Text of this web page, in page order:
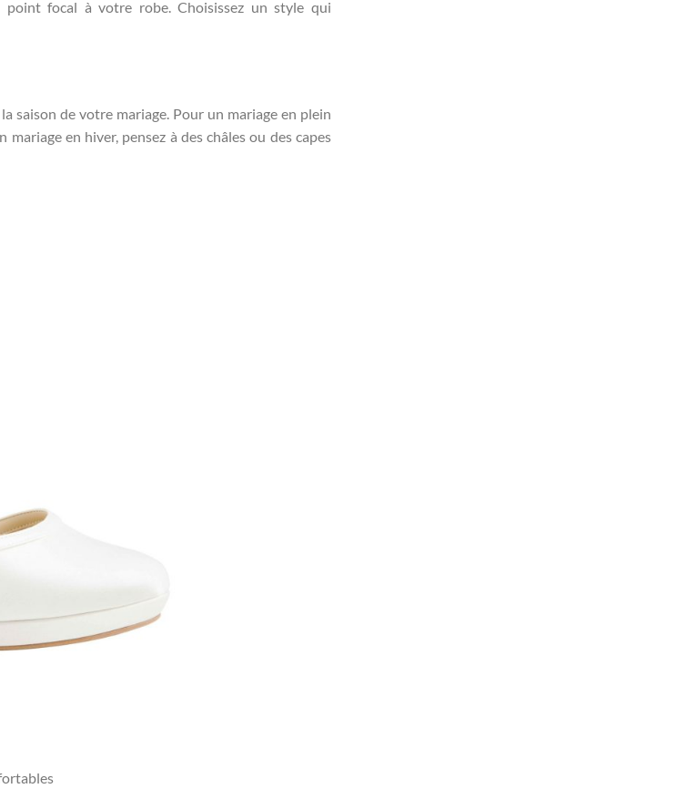
focal à votre robe. Choisissez un style qui
saison de votre mariage. Pour un mariage en plein
en hiver, pensez à des châles ou des capes